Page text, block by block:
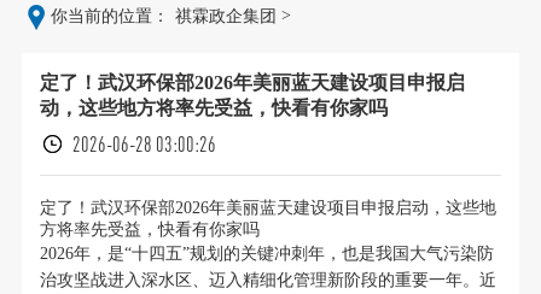
你当前的位置： 祺霖政企集团 >
定了！武汉环保部2026年美丽蓝天建设项目申报启
动，这些地方将率先受益，快看有你家吗
2026-06-28 03:00:26
定了！武汉环保部2026年美丽蓝天建设项目申报启动，这些地
方将率先受益，快看有你家吗
2026年，是“十四五”规划的关键冲刺年，也是我国大气污染防
治攻坚战进入深水区、迈入精细化管理新阶段的重要一年。近